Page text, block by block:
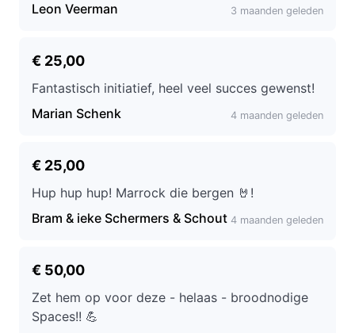
Leon Veerman 3 maanden geleden
€ 25,00
Fantastisch initiatief, heel veel succes gewenst!
Marian Schenk
4 maanden geleden
€ 25,00
Hup hup hup! Marrock die bergen 🤘!
Bram & ieke Schermers & Schout 4 maanden geleden
€ 50,00
Zet hem op voor deze - helaas - broodnodige
Spaces!! 💪